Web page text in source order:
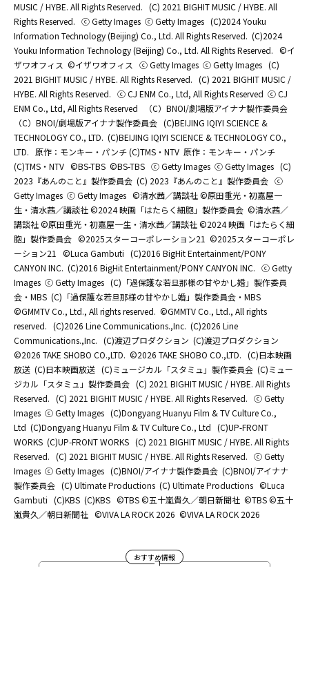
MUSIC / HYBE. All Rights Reserved. (C) 2021 BIGHIT MUSIC / HYBE. All
Rights Reserved. ⓒ Getty Images ⓒ Getty Images (C)2024 Youku
Information Technology (Beijing) Co., Ltd. All Rights Reserved. (C)2024
Youku Information Technology (Beijing) Co., Ltd. All Rights Reserved. ©イ
ザワオフィス ©イザワオフィス ⓒ Getty Images ⓒ Getty Images (C)
2021 BIGHIT MUSIC / HYBE. All Rights Reserved. (C) 2021 BIGHIT MUSIC /
HYBE. All Rights Reserved. ⓒ CJ ENM Co., Ltd, All Rights Reserved ⓒ CJ
ENM Co., Ltd, All Rights Reserved
（C）BNOI/劇場版アイナナ製作委員会
（C）BNOI/劇場版アイナナ製作委員会 (C)BEIJING IQIYI SCIENCE &
TECHNOLOGY CO., LTD. (C)BEIJING IQIYI SCIENCE & TECHNOLOGY CO.,
LTD.
原作：モンキー・パンチ (C)TMS・NTV 原作：モンキー・パンチ
(C)TMS・NTV ©BS-TBS ©BS-TBS ⓒ Getty Images ⓒ Getty Images (C)
2023『あんのこと』製作委員会 (C) 2023『あんのこと』製作委員会 ⓒ
Getty Images ⓒ Getty Images ©清水茜／講談社 ©原田重光・初嘉屋一
生・清水茜／講談社 ©2024 映画「はたらく細胞」製作委員会 ©清水茜／
講談社 ©原田重光・初嘉屋一生・清水茜／講談社 ©2024 映画「はたらく細
胞」製作委員会 ©2025スターコーポレーション21 ©2025スターコーポレ
ーション21
©Luca Gambuti (C)2016 BigHit Entertainment/PONY
CANYON INC. (C)2016 BigHit Entertainment/PONY CANYON INC. ⓒ Getty
Images ⓒ Getty Images (C)「過保護な若旦那様の甘やかし婚」製作委員
会・MBS (C)「過保護な若旦那様の甘やかし婚」製作委員会・MBS
©GMMTV Co., Ltd., All rights reserved. ©GMMTV Co., Ltd., All rights
reserved. (C)2026 Line Communications.,Inc. (C)2026 Line
Communications.,Inc. (C)渡辺プロダクション (C)渡辺プロダクション
©2026 TAKE SHOBO CO.,LTD. ©2026 TAKE SHOBO CO.,LTD. (C)日本映画
放送 (C)日本映画放送 (C)ミュージカル「スタミュ」製作委員会 (C)ミュー
ジカル「スタミュ」製作委員会 (C) 2021 BIGHIT MUSIC / HYBE. All Rights
Reserved. (C) 2021 BIGHIT MUSIC / HYBE. All Rights Reserved. ⓒ Getty
Images ⓒ Getty Images (C)Dongyang Huanyu Film & TV Culture Co.,
Ltd (C)Dongyang Huanyu Film & TV Culture Co., Ltd (C)UP-FRONT
WORKS (C)UP-FRONT WORKS (C) 2021 BIGHIT MUSIC / HYBE. All Rights
Reserved. (C) 2021 BIGHIT MUSIC / HYBE. All Rights Reserved. ⓒ Getty
Images ⓒ Getty Images (C)BNOI/アイナナ製作委員会 (C)BNOI/アイナナ
製作委員会 (C) Ultimate Productions (C) Ultimate Productions ©Luca
Gambuti (C)KBS (C)KBS ©TBS ©五十嵐貴久／朝日新聞社 ©TBS ©五十
嵐貴久／朝日新聞社 ©️VIVA LA ROCK 2026 ©️VIVA LA ROCK 2026
おすすめ情報